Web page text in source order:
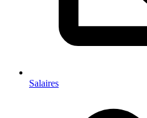
Salaires